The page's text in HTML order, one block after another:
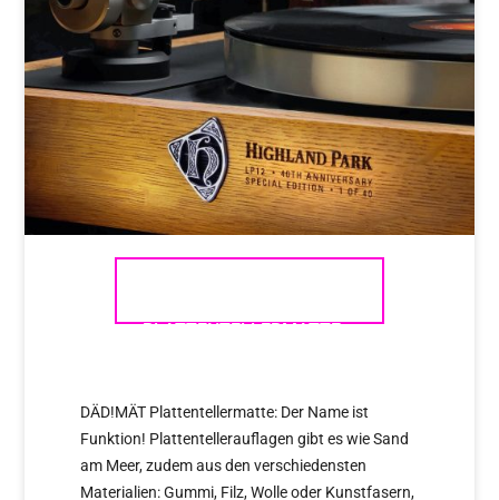
PLATTENTELLERMATTE –
DÄD!MÄT Plattentellermatte: Der Name ist
Funktion! Plattentellerauflagen gibt es wie Sand
am Meer, zudem aus den verschiedensten
Materialien: Gummi, Filz, Wolle oder Kunstfasern,